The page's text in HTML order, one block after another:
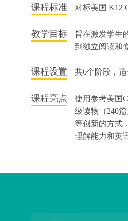
课程标准 对标美国 K12
教学目标
旨在激发学生
到独立阅读和
课程设置 共6个阶段，
课程亮点
使用参考美国
级读物（240
等创新的方式
理解能力和英